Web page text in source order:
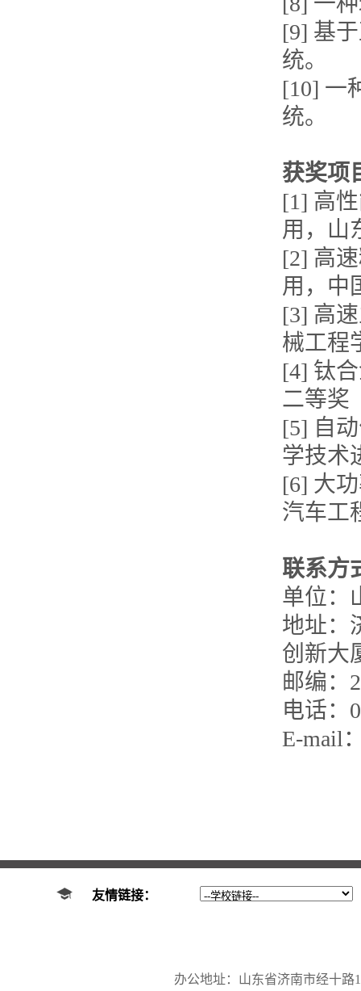
[9] 基
统。
[10] 一
统。
获奖项
[1] 高
用，山
[2] 高
用，中
[3] 高
械工程
[4] 钛
二等奖
[5] 自
学技术
[6] 大
汽车工
联系方
单位：
地址：
创新大
邮编：
电话：
E-mail
友情链接：
办公地址：山东省济南市经十路